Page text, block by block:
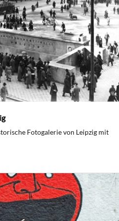
Fotogalerie von Leipzig mit